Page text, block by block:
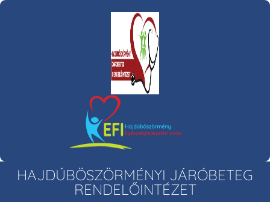
HAJDÚBÖSZÖRMÉNYI JÁRÓBETEG
RENDELŐINTÉZET